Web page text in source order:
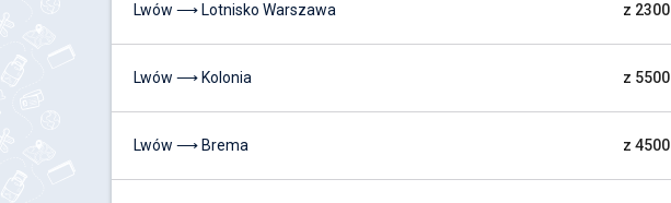
Lwów ⟶ Lotnisko Warszawa z 2300
Lwów ⟶ Kolonia z 5500
Lwów ⟶ Brema z 4500